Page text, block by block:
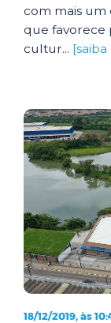
com mais um
que favorece
cultur... [saiba
18/12/2019, às